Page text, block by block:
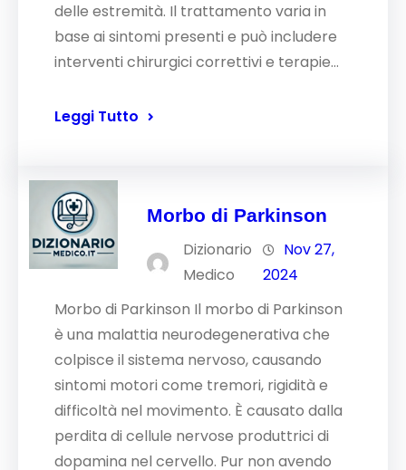
delle estremità. Il trattamento varia in
base ai sintomi presenti e può includere
interventi chirurgici correttivi e terapie…
Leggi Tutto
Morbo di Parkinson
Dizionario
Medico
Nov 27,
2024
Morbo di Parkinson Il morbo di Parkinson
è una malattia neurodegenerativa che
colpisce il sistema nervoso, causando
sintomi motori come tremori, rigidità e
difficoltà nel movimento. È causato dalla
perdita di cellule nervose produttrici di
dopamina nel cervello. Pur non avendo